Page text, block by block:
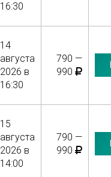
16:30
14
августа
2026 в
16:30
790 —
990
15
августа
2026 в
14:00
790 —
990